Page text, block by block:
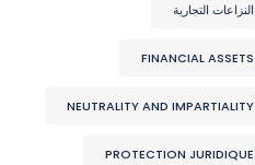
النزاعات التجارية
FINANCIAL ASSETS
NEUTRALITY AND IMPARTIALITY
PROTECTION JURIDIQUE